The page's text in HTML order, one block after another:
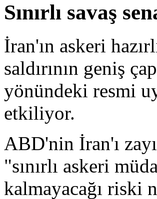
Sınırlı savaş
İran'ın askeri
saldırının geniş
yönündeki resmi
etkiliyor.
ABD'nin İran'ı
"sınırlı askeri
kalmayacağı riski